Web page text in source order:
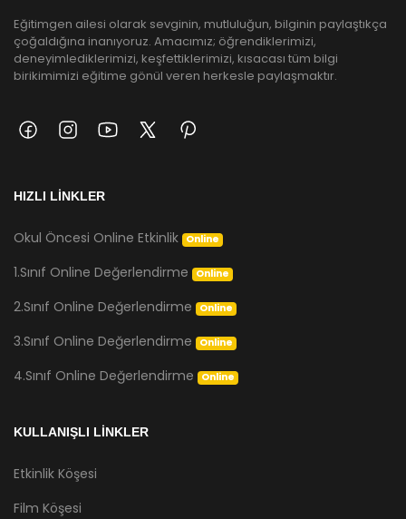
Eğitimgen ailesi olarak sevginin, mutluluğun, bilginin paylaştıkça
çoğaldığına inanıyoruz. Amacımız; öğrendiklerimizi,
deneyimlediklerimizi, keşfettiklerimizi, kısacası tüm bilgi
birikimimizi eğitime gönül veren herkesle paylaşmaktır.
HIZLI LİNKLER
Okul Öncesi Online Etkinlik Online
1.Sınıf Online Değerlendirme Online
2.Sınıf Online Değerlendirme Online
3.Sınıf Online Değerlendirme Online
4.Sınıf Online Değerlendirme Online
KULLANIŞLI LİNKLER
Etkinlik Köşesi
Film Köşesi